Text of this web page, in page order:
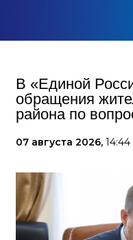
В «Единой
обращения
района по
07 августа 2026, 14:44